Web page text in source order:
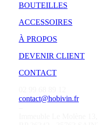
BOUTEILLES
ACCESSOIRES
À PROPOS
DEVENIR CLIENT
CONTACT
contact@hobivin.fr